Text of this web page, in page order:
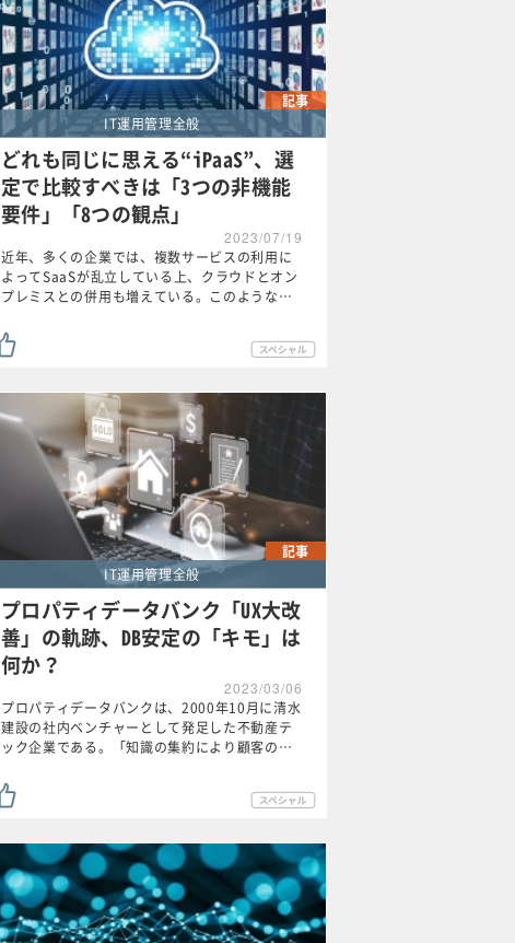
記事
IT運用管理全般
どれも同じに思える“iPaaS”、選
定で比較すべきは「3つの非機能
要件」「8つの観点」
2023/07/19
近年、多くの企業では、複数サービスの利用に
よってSaaSが乱立している上、クラウドとオン
プレミスとの併用も増えている。このような…
記事
IT運用管理全般
プロパティデータバンク「UX大改
善」の軌跡、DB安定の「キモ」は
何か？
2023/03/06
プロパティデータバンクは、2000年10月に清水
建設の社内ベンチャーとして発足した不動産テ
ック企業である。「知識の集約により顧客の…